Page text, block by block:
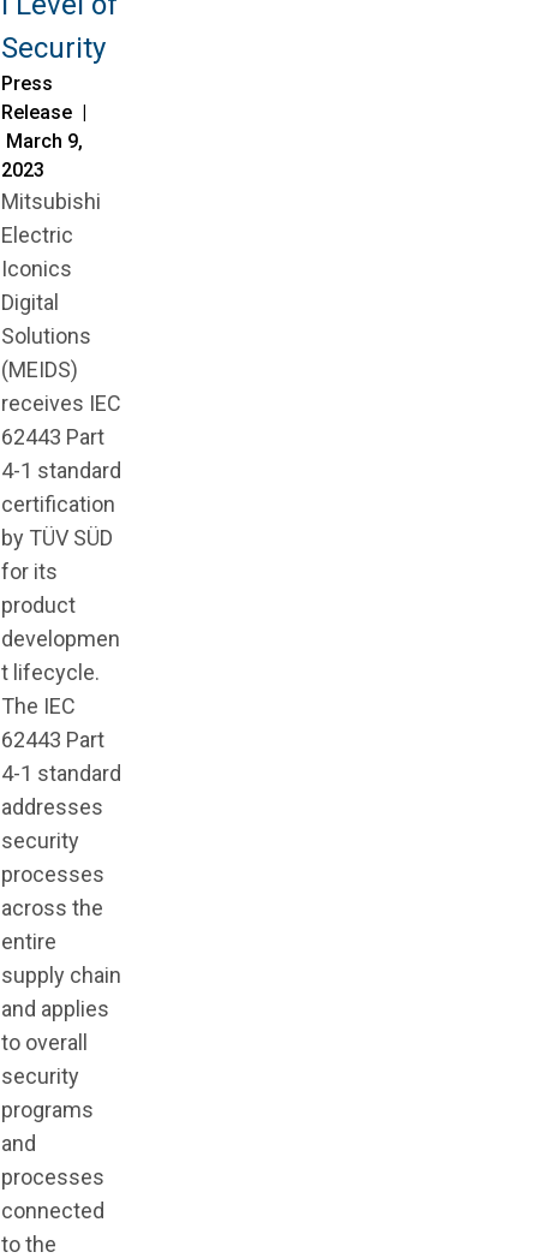
Security
Press
Release |
March 9,
2023
Mitsubishi
Electric
Iconics
Digital
Solutions
(MEIDS)
receives IEC
62443 Part
4-1 standard
certification
by TÜV SÜD
for its
product
developmen
t lifecycle.
The IEC
62443 Part
4-1 standard
addresses
security
processes
across the
entire
supply chain
and applies
to overall
security
programs
and
processes
connected
to the